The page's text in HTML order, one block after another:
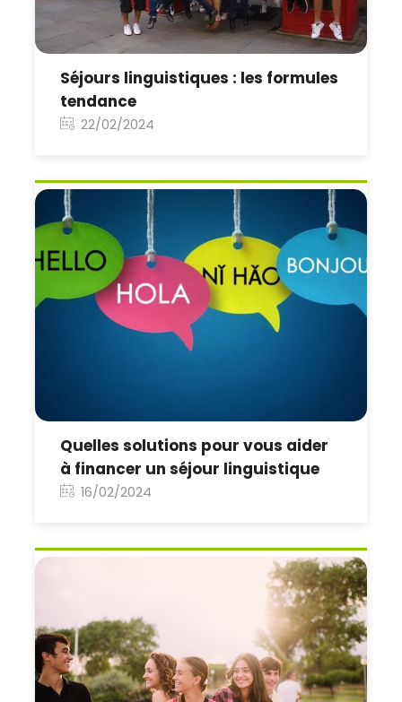
Séjours linguistiques : les formules
tendance
22/02/2024
Quelles solutions pour vous aider
à financer un séjour linguistique
16/02/2024